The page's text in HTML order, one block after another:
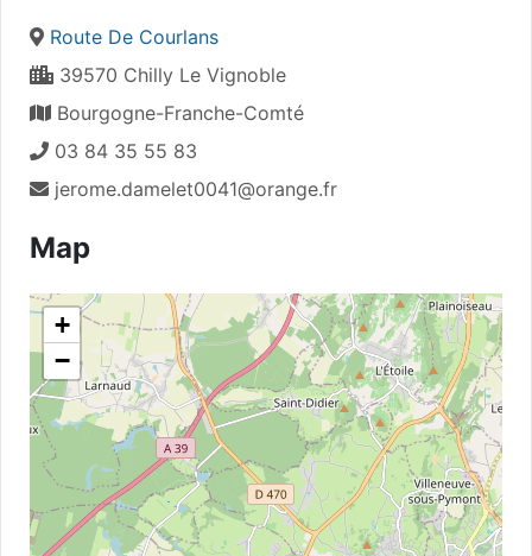
Route De Courlans
39570 Chilly Le Vignoble
Bourgogne-Franche-Comté
03 84 35 55 83
jerome.damelet0041@orange.fr
Map
+
−